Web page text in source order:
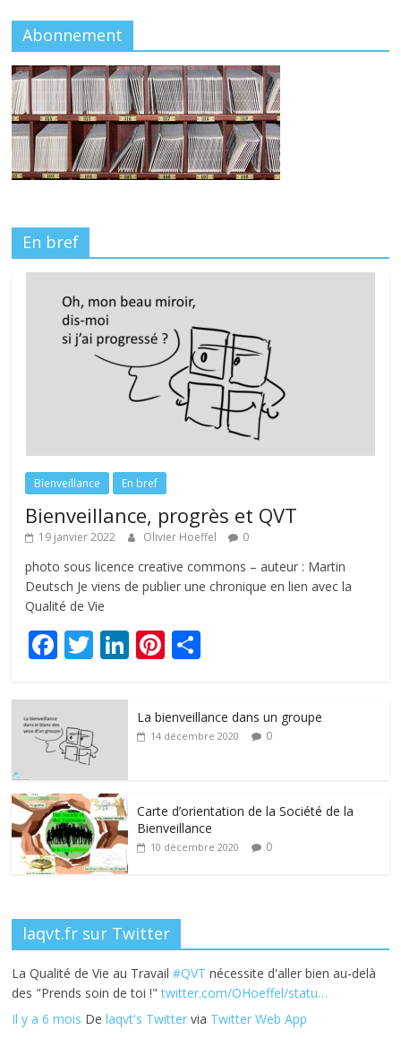
Abonnement
En bref
Bienveillance En bref
Bienveillance, progrès et QVT
19 janvier 2022 Olivier Hoeffel 0
photo sous licence creative commons – auteur : Martin
Deutsch Je viens de publier une chronique en lien avec la
Qualité de Vie
F
e
b
o
o
k
T
itt
er
Li
e
Pi
e g
La bienveillance dans un groupe
14 décembre 2020 0
Carte d’orientation de la Société de la
Bienveillance
10 décembre 2020 0
laqvt.fr sur Twitter
La Qualité de Vie au Travail#QVT nécessite d'aller bien au-delà
des "Prends soin de toi !"twitter.com/OHoeffel/statu…
Il y a 6 mois Delaqvt's Twitter via Twitter Web App